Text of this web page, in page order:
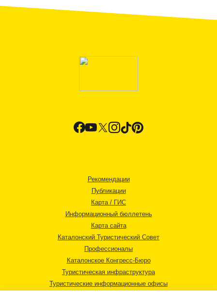
Рекомендации
Публикации
Карта / ГИС
Информационный бюллетень
Карта сайта
Каталонский Туристический Совет
Профессионалы
Каталонское Конгресс-Бюро
Туристическая инфраструктура
Туристические информационные офисы